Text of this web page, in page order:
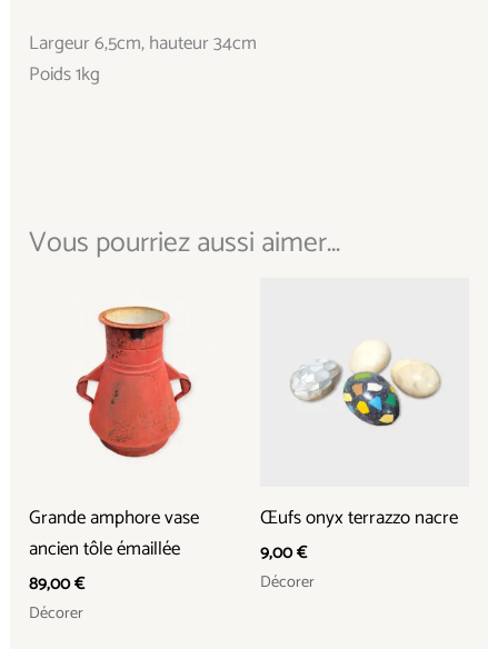
Largeur 6,5cm, hauteur 34cm
Poids 1kg
Vous pourriez aussi aimer...
Grande amphore vase
ancien tôle émaillée
89,00€
Décorer
Œufs onyx terrazzo nacre
9,00€
Décorer